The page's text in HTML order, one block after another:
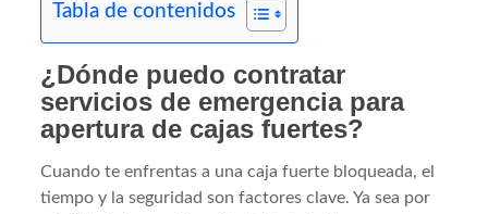
Tabla de contenidos
¿Dónde puedo contratar
servicios de emergencia para
apertura de cajas fuertes?
Cuando te enfrentas a una caja fuerte bloqueada, el
tiempo y la seguridad son factores clave. Ya sea por